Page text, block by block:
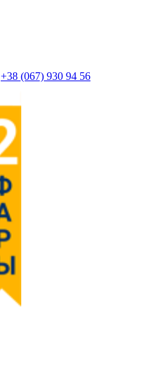
+38 (067) 930 94 56